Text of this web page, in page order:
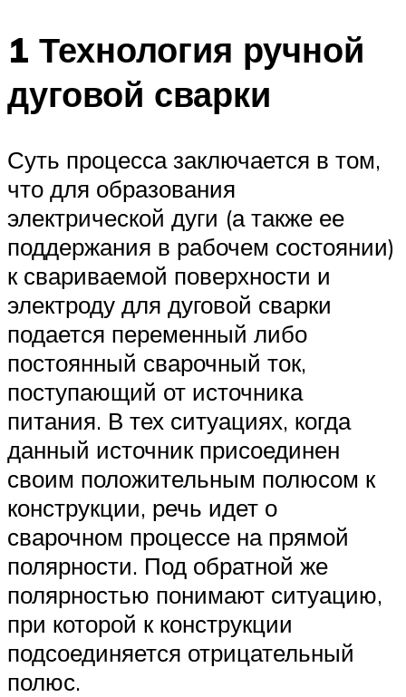
1 Технология ручной
дуговой сварки
Суть процесса заключается в том,
что для образования
электрической дуги (а также ее
поддержания в рабочем состоянии)
к свариваемой поверхности и
электроду для дуговой сварки
подается переменный либо
постоянный сварочный ток,
поступающий от источника
питания. В тех ситуациях, когда
данный источник присоединен
своим положительным полюсом к
конструкции, речь идет о
сварочном процессе на прямой
полярности. Под обратной же
полярностью понимают ситуацию,
при которой к конструкции
подсоединяется отрицательный
полюс.